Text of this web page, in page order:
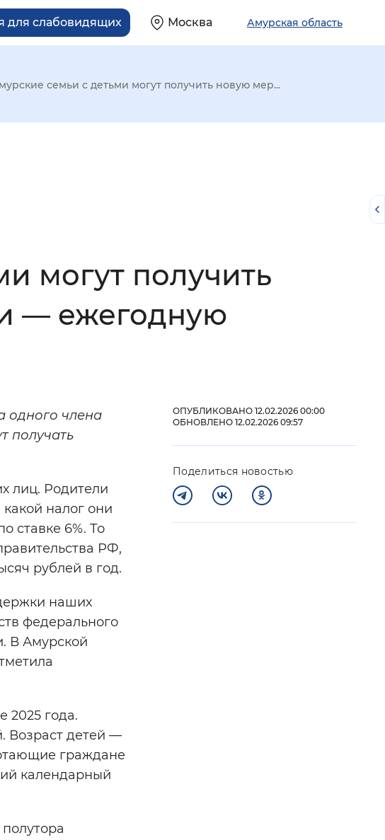
для слабовидящих Москва Амурская область
Большой
семьи с детьми могут получить новую мер...
могут получить
— ежегодную
одного члена
получать
лиц. Родители
налог они
ставке 6%. То
РФ,
рублей в год.
наших
федерального
В Амурской
2025 года.
Возраст детей —
граждане
календарный
ОПУБЛИКОВАНО 12.02.2026 00:00
ОБНОВЛЕНО 12.02.2026 09:57
Поделиться новостью